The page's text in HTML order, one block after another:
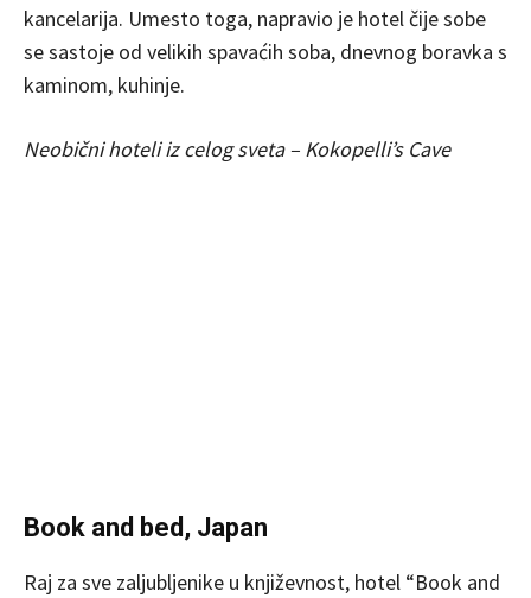
kancelarija. Umesto toga, napravio je hotel čije sobe
se sastoje od velikih spavaćih soba, dnevnog boravka s
kaminom, kuhinje.
Neobični hoteli iz celog sveta – Kokopelli’s Cave
Book and bed, Japan
Raj za sve zaljubljenike u književnost, hotel “Book and